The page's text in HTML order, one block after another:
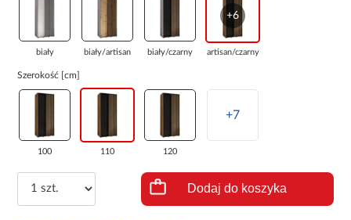
biały biały/artisan biały/czarny
+6
artisan/czarny
Szerokość [cm]
100 110 120
+7
Dodaj do koszyka